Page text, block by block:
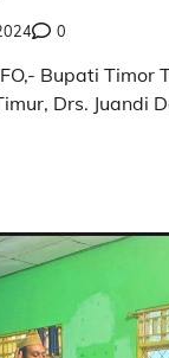
0
Bupati Timor
Drs. Juandi